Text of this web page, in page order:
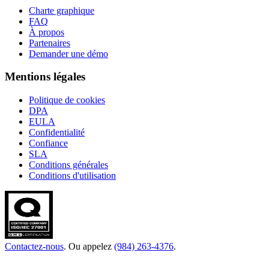
Charte graphique
FAQ
À propos
Partenaires
Demander une démo
Mentions légales
Politique de cookies
DPA
EULA
Confidentialité
Confiance
SLA
Conditions générales
Conditions d'utilisation
Contactez-nous. Ou appelez (984) 263-4376.